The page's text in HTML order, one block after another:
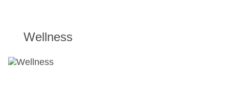
Wellness